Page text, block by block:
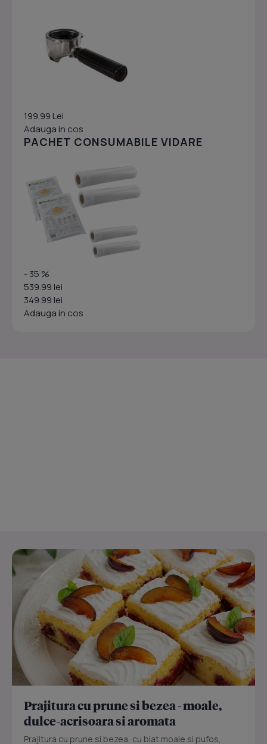
199.99 Lei
Adauga in cos
PACHET CONSUMABILE VIDARE
- 35 %
539.99 lei
349.99 lei
Adauga in cos
Prajitura cu prune si bezea - moale,
dulce-acrisoara si aromata
Prajitura cu prune si bezea, cu blat moale si pufos,